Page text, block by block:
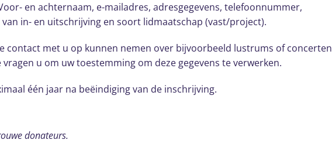
en achternaam, e-mailadres, adresgegevens, telefoonnummer,
in- en uitschrijving en soort lidmaatschap (vast/project).
contact met u op kunnen nemen over bijvoorbeeld lustrums of concerten
u om uw toestemming om deze gegevens te verwerken.
één jaar na beëindiging van de inschrijving.
donateurs.